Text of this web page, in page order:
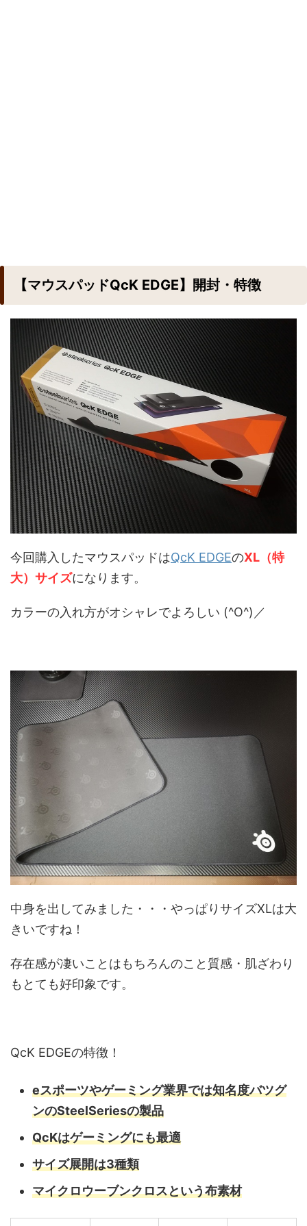
【マウスパッドQcK EDGE】開封・特徴
今回購入したマウスパッドはQcK EDGEのXL（特
大）サイズになります。
カラーの入れ方がオシャレでよろしい (^O^)／
中身を出してみました・・・やっぱりサイズXLは大
きいですね！
存在感が凄いことはもちろんのこと質感・肌ざわり
もとても好印象です。
QcK EDGEの特徴！
eスポーツやゲーミング業界では知名度バツグ
ンのSteelSeriesの製品
QcKはゲーミングにも最適
サイズ展開は3種類
マイクロウーブンクロスという布素材